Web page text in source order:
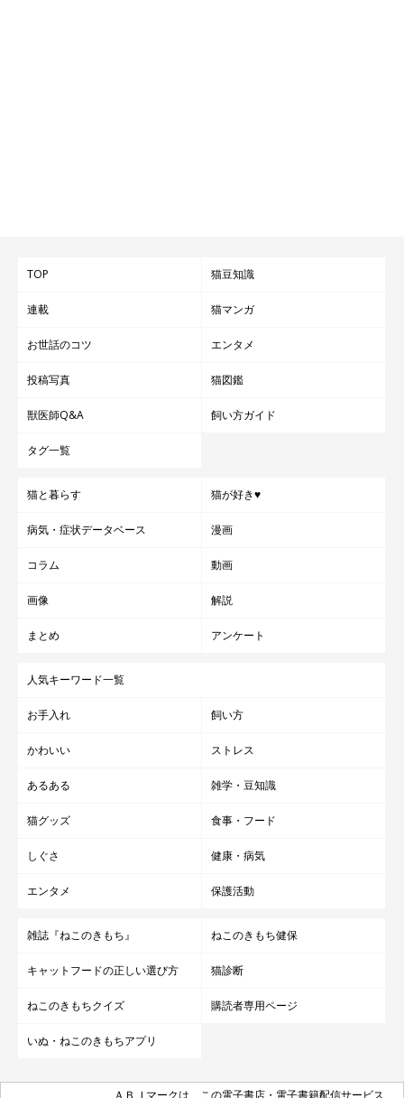
TOP 猫豆知識
連載 猫マンガ
お世話のコツ エンタメ
投稿写真 猫図鑑
獣医師Q&A 飼い方ガイド
タグ一覧
猫と暮らす 猫が好き♥
病気・症状データベース 漫画
コラム 動画
画像 解説
まとめ アンケート
人気キーワード一覧
お手入れ 飼い方
かわいい ストレス
あるある 雑学・豆知識
猫グッズ 食事・フード
しぐさ 健康・病気
エンタメ 保護活動
雑誌『ねこのきもち』 ねこのきもち健保
キャットフードの正しい選び方 猫診断
ねこのきもちクイズ 購読者専用ページ
いぬ・ねこのきもちアプリ
ＡＢＪマークは、この電子書店・電子書籍配信サービス